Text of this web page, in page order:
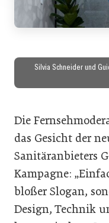
Silvia Schneider und
Die
das Gesicht der
Sanitäranbieters
Kampagne:
bloßer Slogan,
Design, Technik